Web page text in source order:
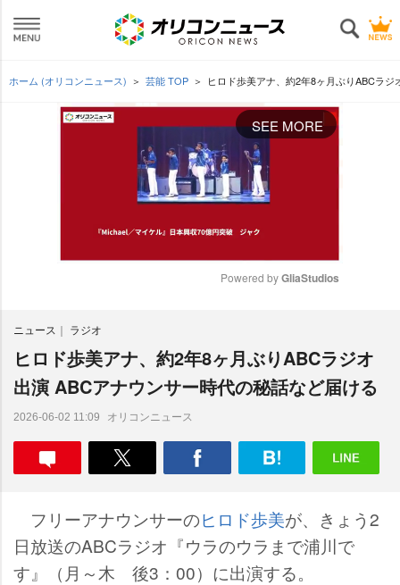
ホーム (オリコンニュース) 芸能 TOP ヒロド歩美アナ、約2年8ヶ月ぶりABCラ
SEE MORE
e
Powered by GliaStudios
ニュース ラジオ
ヒロド歩美アナ、約2年8ヶ月ぶりABCラジオ
出演 ABCアナウンサー時代の秘話など届ける
2026-06-02 11:09 オリコンニュース
フリーアナウンサーのヒロド歩美が、きょう2
日放送のABCラジオ『ウラのウラまで浦川で
す』（月～木 後3：00）に出演する。